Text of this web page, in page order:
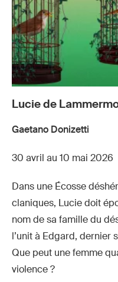
Lucie de
Gaetano Donizetti
30 avril au 10 mai 2026
Dans une Écosse
claniques, Lucie doit
nom de sa famille du
l’unit à Edgard, dernier
Que peut une femme
violence ?